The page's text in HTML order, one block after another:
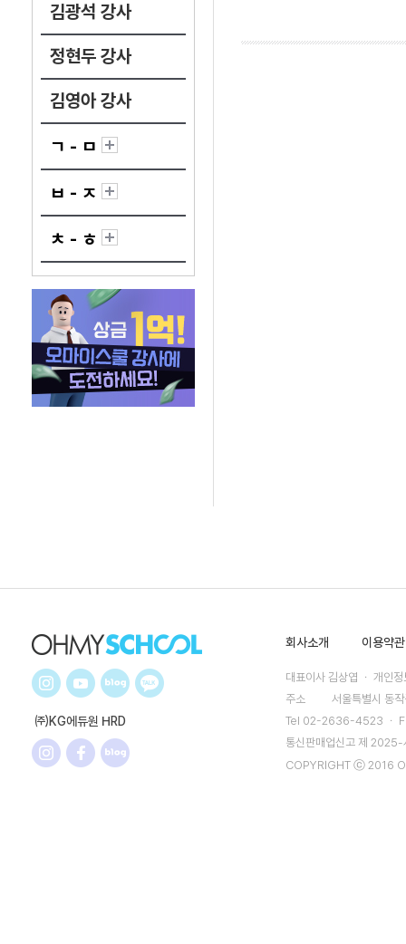
김광석 강사
정현두 강사
김영아 강사
ㄱ - ㅁ
ㅂ - ㅈ
ㅊ - ㅎ
㈜KG에듀원 HRD
회사소개 이용약관
대표이사 김상엽 ㆍ 개인
주소
서울특별시 동
Tel 02-2636-4523 ㆍ
통신판매업신고 제
COPYRIGHT ⓒ 2016